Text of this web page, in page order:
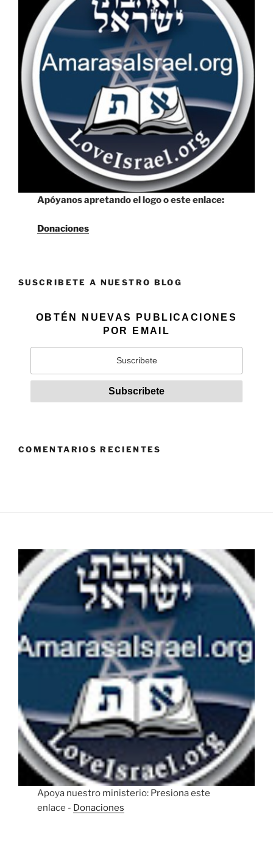
Apóyanos apretando el logo o este enlace:
Donaciones
SUSCRIBETE A NUESTRO BLOG
OBTÉN NUEVAS PUBLICACIONES
POR EMAIL
COMENTARIOS RECIENTES
Apoya nuestro ministerio: Presiona este
enlace - Donaciones